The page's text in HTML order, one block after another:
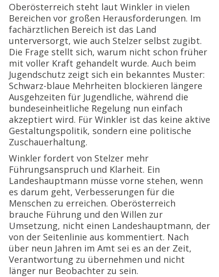
Oberösterreich steht laut Winkler in vielen
Bereichen vor großen Herausforderungen. Im
fachärztlichen Bereich ist das Land
unterversorgt, wie auch Stelzer selbst zugibt.
Die Frage stellt sich, warum nicht schon früher
mit voller Kraft gehandelt wurde. Auch beim
Jugendschutz zeigt sich ein bekanntes Muster:
Schwarz-blaue Mehrheiten blockieren längere
Ausgehzeiten für Jugendliche, während die
bundeseinheitliche Regelung nun einfach
akzeptiert wird. Für Winkler ist das keine aktive
Gestaltungspolitik, sondern eine politische
Zuschauerhaltung.
Winkler fordert von Stelzer mehr
Führungsanspruch und Klarheit. Ein
Landeshauptmann müsse vorne stehen, wenn
es darum geht, Verbesserungen für die
Menschen zu erreichen. Oberösterreich
brauche Führung und den Willen zur
Umsetzung, nicht einen Landeshauptmann, der
von der Seitenlinie aus kommentiert. Nach
über neun Jahren im Amt sei es an der Zeit,
Verantwortung zu übernehmen und nicht
länger nur Beobachter zu sein.